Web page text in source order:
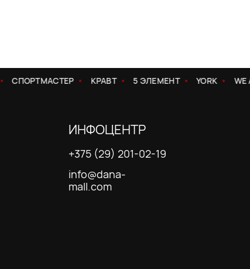
СПОРТМАСТЕР КРАВТ 5 ЭЛЕМЕНТ YORK WE
ИНФОЦЕНТР
+375 (29) 201-02-19
info@dana-
mall.com